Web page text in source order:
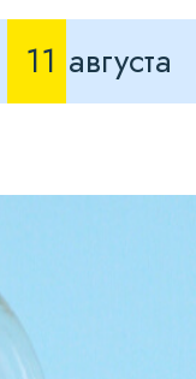
11 августа